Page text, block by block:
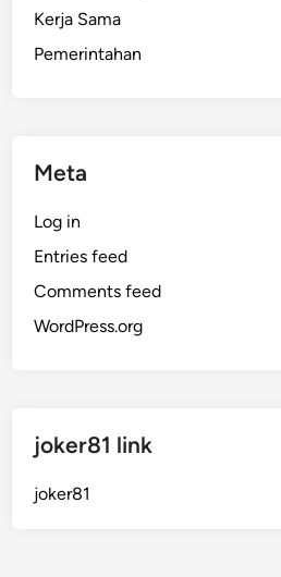
Kerja Sama
Pemerintahan
Meta
Log in
Entries feed
Comments feed
WordPress.org
joker81 link
joker81